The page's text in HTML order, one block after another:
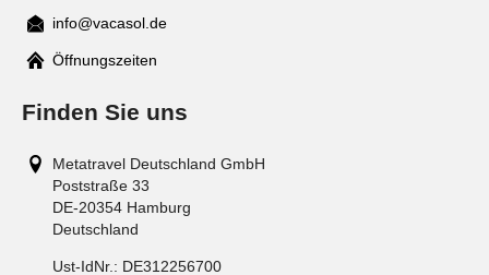
Mail
info@vacasol.de
Öffnungszeiten
Finden Sie uns
Metatravel Deutschland GmbH
Poststraße 33
DE-20354 Hamburg
Deutschland
Ust-IdNr.: DE312256700